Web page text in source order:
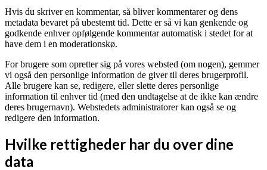
Hvis du skriver en kommentar, så bliver kommentarer og dens
metadata bevaret på ubestemt tid. Dette er så vi kan genkende og
godkende enhver opfølgende kommentar automatisk i stedet for at
have dem i en moderationskø.
For brugere som opretter sig på vores websted (om nogen), gemmer
vi også den personlige information de giver til deres brugerprofil.
Alle brugere kan se, redigere, eller slette deres personlige
information til enhver tid (med den undtagelse at de ikke kan ændre
deres brugernavn). Webstedets administratorer kan også se og
redigere den information.
Hvilke rettigheder har du over dine
data